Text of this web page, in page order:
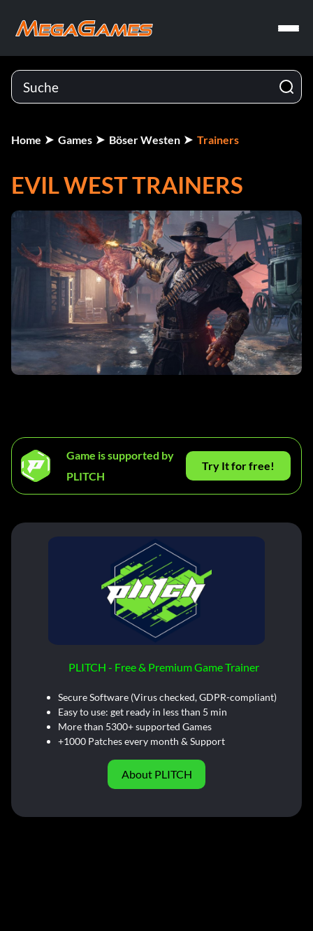
Home Games Böser Westen Trainers
EVIL WEST TRAINERS
Game is supported by
PLITCH
Try It for free!
PLITCH - Free & Premium Game Trainer
Secure Software (Virus checked, GDPR-compliant)
Easy to use: get ready in less than 5 min
More than 5300+ supported Games
+1000 Patches every month & Support
About PLITCH